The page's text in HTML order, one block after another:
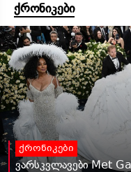
ქრონიკები
ქრონიკები
ვარსკვლავები Met